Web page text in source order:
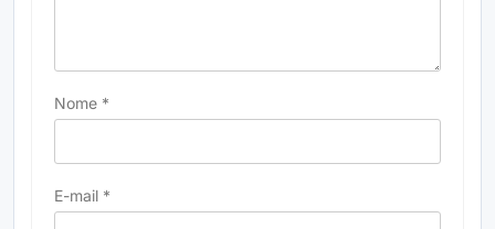
Nome *
E-mail *